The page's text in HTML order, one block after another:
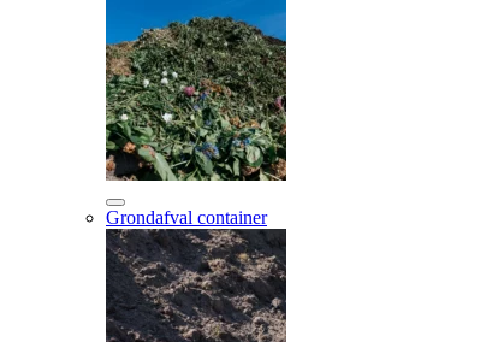
Grondafval container